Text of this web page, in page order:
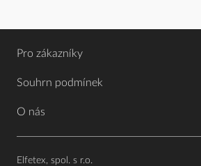
Pro zákazníky
Souhrn podmínek
O nás
Elfetex, spol. s r.o.